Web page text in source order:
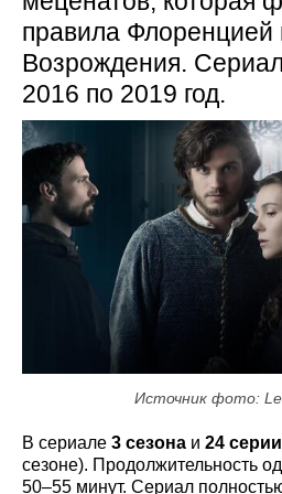
правила Флоренцией
Возрождения.
2016 по 2019 год.
Источник фото:
В сериале 3 сезона и 24 серии
сезоне). Продолжительность
50–55 минут. Сериал